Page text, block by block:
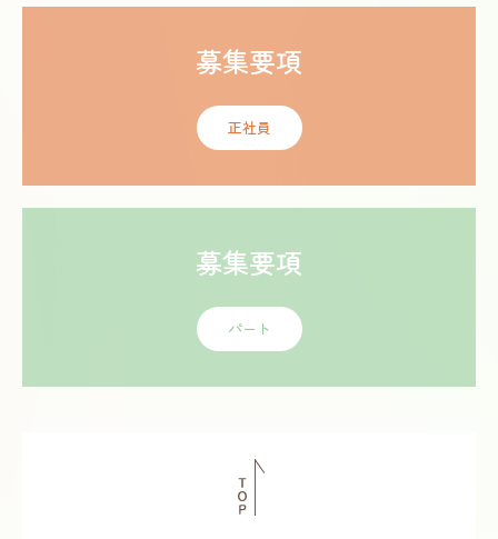
募集要項
正社員
募集要項
パート